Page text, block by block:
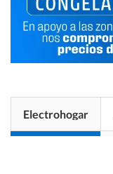
Electrohogar